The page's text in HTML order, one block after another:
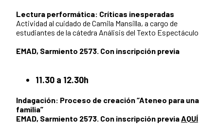
Lectura performática: Críticas inesperadas
Actividad al cuidado de Camila Mansilla, a cargo de
estudiantes de la cátedra Análisis del Texto Espectáculo
EMAD, Sarmiento 2573. Con inscripción previa
11.30 a 12.30h
Indagación: Proceso de creación “Ateneo para una
familia”
EMAD, Sarmiento 2573. Con inscripción previaAQUÍ